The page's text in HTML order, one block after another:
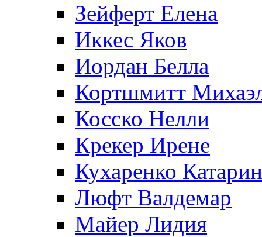
Зейферт Елена
Иккес Яков
Иордан Белла
Кортшмитт
Косско Нелли
Крекер Ирене
Кухаренко
Люфт Валдемaр
Майер Лидия